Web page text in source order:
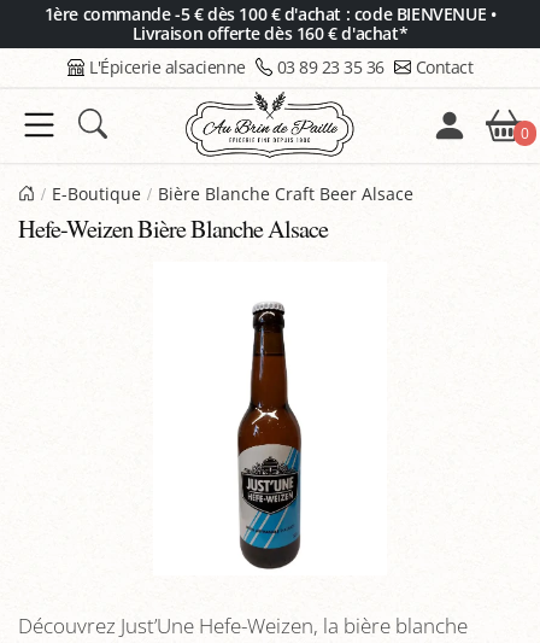
1ère commande -5 € dès 100 € d'achat : code BIENVENUE •
Livraison offerte dès 160 € d'achat*
L'Épicerie alsacienne 03 89 23 35 36 Contact
0
E-Boutique Bière Blanche Craft Beer Alsace
Hefe-Weizen Bière Blanche Alsace
Découvrez Just’Une Hefe-Weizen, la bière blanche
Panneau de gestion des cookies